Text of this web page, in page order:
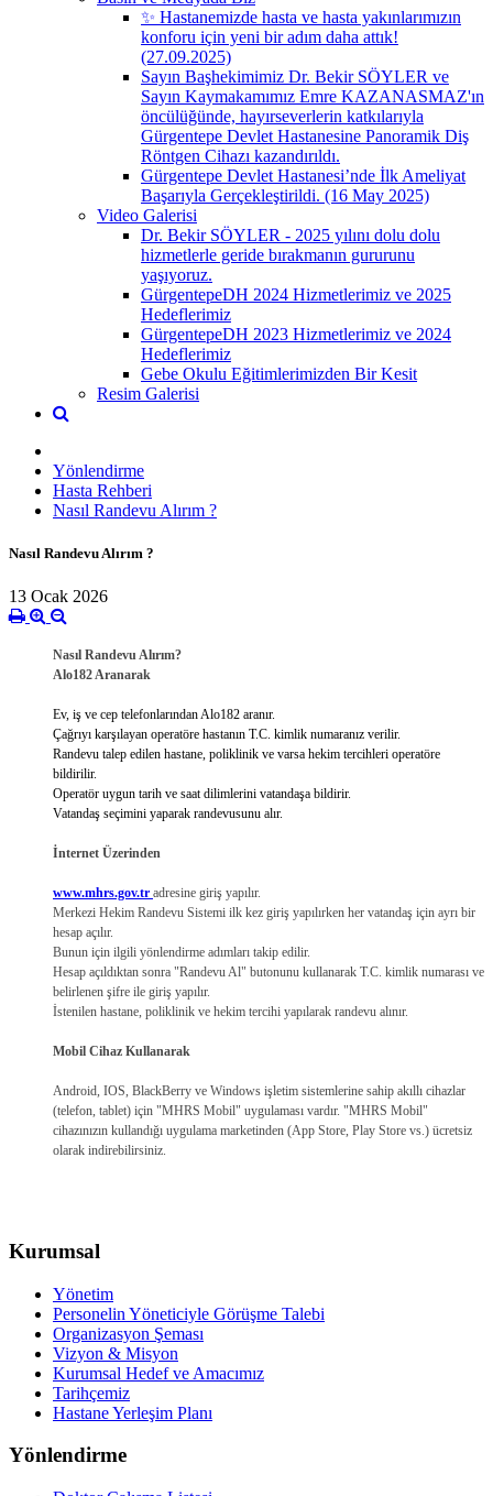
✨ Hastanemizde hasta ve hasta yakınlarımızın
konforu için yeni bir adım daha attık!
(27.09.2025)
Sayın Başhekimimiz Dr. Bekir SÖYLER ve
Sayın Kaymakamımız Emre KAZANASMAZ'ın
öncülüğünde, hayırseverlerin katkılarıyla
Gürgentepe Devlet Hastanesine Panoramik Diş
Röntgen Cihazı kazandırıldı.
Gürgentepe Devlet Hastanesi’nde İlk Ameliyat
Başarıyla Gerçekleştirildi. (16 May 2025)
Video Galerisi
Dr. Bekir SÖYLER - 2025 yılını dolu dolu
hizmetlerle geride bırakmanın gururunu
yaşıyoruz.
GürgentepeDH 2024 Hizmetlerimiz ve 2025
Hedeflerimiz
GürgentepeDH 2023 Hizmetlerimiz ve 2024
Hedeflerimiz
Gebe Okulu Eğitimlerimizden Bir Kesit
Resim Galerisi
Yönlendirme
Hasta Rehberi
Nasıl Randevu Alırım ?
Nasıl Randevu Alırım ?
13 Ocak 2026
Nasıl Randevu Alırım?
Alo182 Aranarak
Ev, iş ve cep telefonlarından Alo182 aranır.
Çağrıyı karşılayan operatöre hastanın T.C. kimlik numaranız verilir.
Randevu talep edilen hastane, poliklinik ve varsa hekim tercihleri operatöre
bildirilir.
Operatör uygun tarih ve saat dilimlerini vatandaşa bildirir.
Vatandaş seçimini yaparak randevusunu alır.
İnternet Üzerinden
www.mhrs.gov.tr adresine giriş yapılır.
Merkezi Hekim Randevu Sistemi ilk kez giriş yapılırken her vatandaş için ayrı bir
hesap açılır.
Bunun için ilgili yönlendirme adımları takip edilir.
Hesap açıldıktan sonra "Randevu Al" butonunu kullanarak T.C. kimlik numarası ve
belirlenen şifre ile giriş yapılır.
İstenilen hastane, poliklinik ve hekim tercihi yapılarak randevu alınır.
Mobil Cihaz Kullanarak
Android, IOS, BlackBerry ve Windows işletim sistemlerine sahip akıllı cihazlar
(telefon, tablet) için "MHRS Mobil" uygulaması vardır. "MHRS Mobil"
cihazınızın kullandığı uygulama marketinden (App Store, Play Store vs.) ücretsiz
olarak indirebilirsiniz.
Kurumsal
Yönetim
Personelin Yöneticiyle Görüşme Talebi
Organizasyon Şeması
Vizyon & Misyon
Kurumsal Hedef ve Amacımız
Tarihçemiz
Hastane Yerleşim Planı
Yönlendirme